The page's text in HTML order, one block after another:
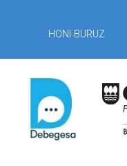
HONI BURUZ